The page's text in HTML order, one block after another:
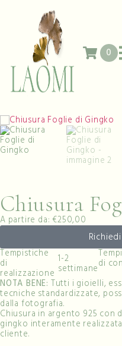
0
Chiusura
A partire da: €250,00
Tempistiche
di
realizzazione
1-2
settimanedi
NOTA BENE: Tutti i gioielli,
tecniche standardizzate,
dalla fotografia.
Chiusura in argento 925 con
gingko interamente
cliente.